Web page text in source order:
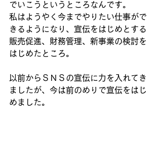
でいこうというところなんです。
私はようやく今までやりたい仕事がで
きるようになり、宣伝をはじめとする
販売促進、財務管理、新事業の検討を
はじめたところ。
以前からＳＮＳの宣伝に力を入れてき
ましたが、今は前のめりで宣伝をはじ
めました。